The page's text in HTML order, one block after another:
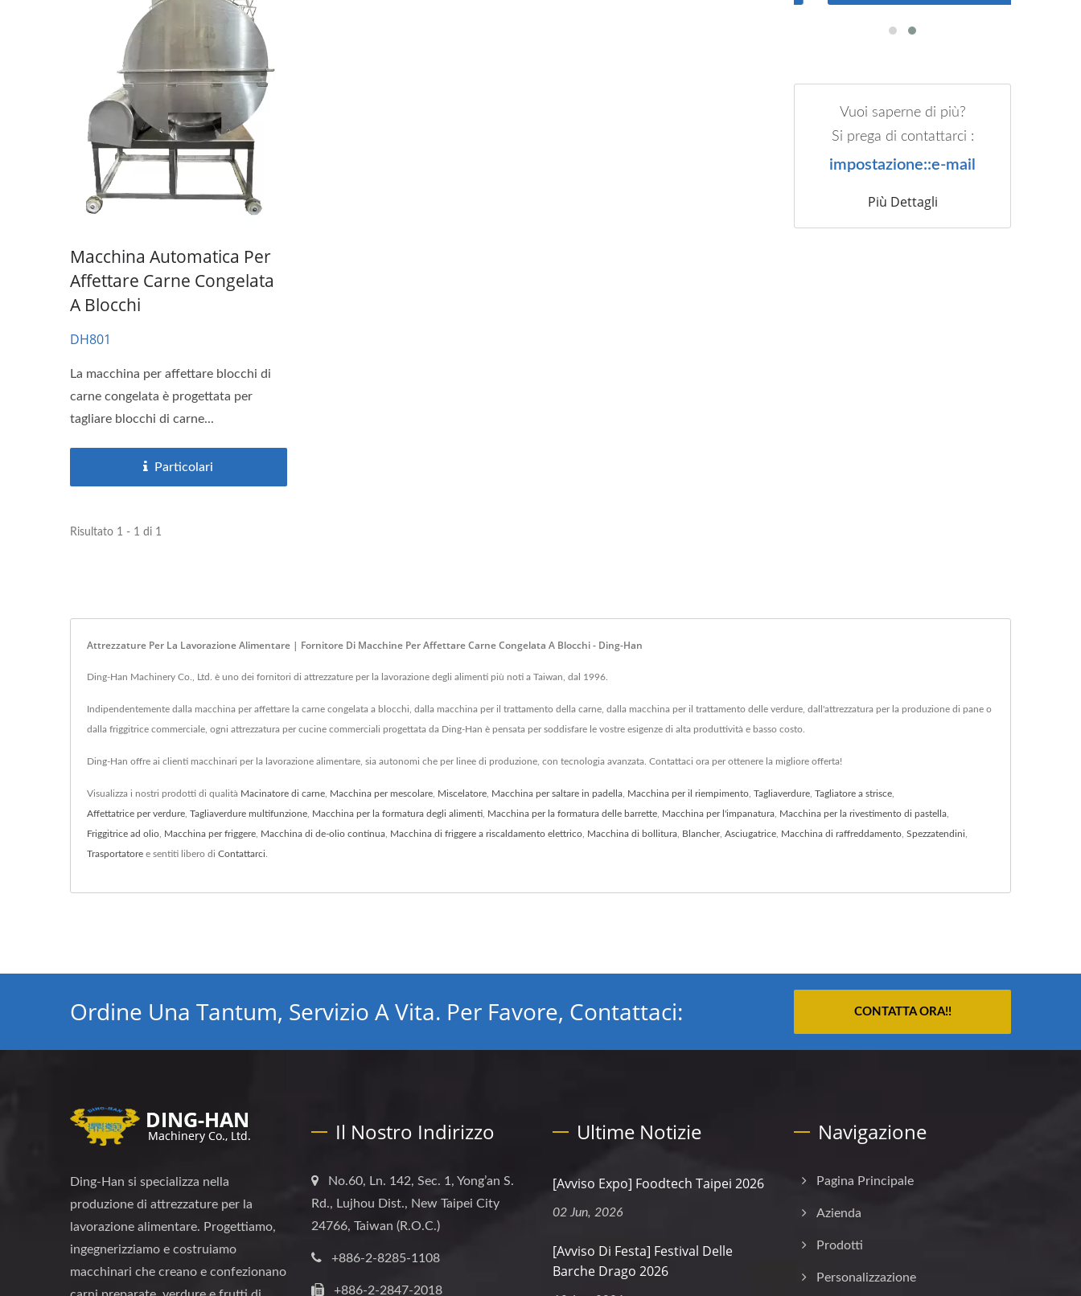
Macchina Automatica Per
Affettare Carne Congelata
A Blocchi
DH801
La macchina per affettare blocchi di
carne congelata è progettata per
tagliare blocchi di carne...
Particolari
Risultato 1 - 1 di 1
Vuoi saperne di più?
Si prega di contattarci :
impostazione::e-mail
Più Dettagli
Attrezzature Per La Lavorazione Alimentare | Fornitore Di Macchine Per Affettare Carne Congelata A Blocchi - Ding-Han
Ding-Han Machinery Co., Ltd. è uno dei fornitori di attrezzature per la lavorazione degli alimenti più noti a Taiwan, dal 1996.
Indipendentemente dalla macchina per affettare la carne congelata a blocchi, dalla macchina per il trattamento della carne, dalla macchina per il trattamento delle verdure, dall'attrezzatura per la produzione di pane o
dalla friggitrice commerciale, ogni attrezzatura per cucine commerciali progettata da Ding-Han è pensata per soddisfare le vostre esigenze di alta produttività e basso costo.
Ding-Han offre ai clienti macchinari per la lavorazione alimentare, sia autonomi che per linee di produzione, con tecnologia avanzata. Contattaci ora per ottenere la migliore offerta!
Visualizza i nostri prodotti di qualità Macinatore di carne Macchina per mescolare Miscelatore Macchina per saltare in padella Macchina per il riempimento Tagliaverdure Tagliatore a strisce
Affettatrice per verdure Tagliaverdure multifunzione Macchina per la formatura degli alimenti Macchina per la formatura delle barrette Macchina per l'impanatura Macchina per la rivestimento di pastella
Friggitrice ad olio Macchina per friggere Macchina di de-olio continua Macchina di friggere a riscaldamento elettrico Macchina di bollitura Blancher, Asciugatrice Macchina di raffreddamento Spezzatendini
Trasportatore e sentiti libero di Contattarci
Ordine Una Tantum, Servizio A Vita. Per Favore, Contattaci: CONTATTA ORA!!
Ding-Han si specializza nella
produzione di attrezzature per la
lavorazione alimentare. Progettiamo,
ingegnerizziamo e costruiamo
macchinari che creano e confezionano
Il Nostro Indirizzo
No.60, Ln. 142, Sec. 1, Yong’an S.
Rd., Lujhou Dist., New Taipei City
24766, Taiwan (R.O.C.)
+886-2-8285-1108
+886-2-2847-2018
Ultime Notizie
[Avviso Expo] Foodtech Taipei 2026
02 Jun, 2026
[Avviso Di Festa] Festival Delle
Barche Drago 2026
Navigazione
Pagina Principale
Azienda
Prodotti
Personalizzazione